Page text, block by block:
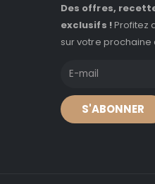
Des offres,
exclusifs !Profitez
sur votre
S'ABONNER